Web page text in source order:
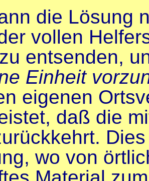
die Lösung
vollen
entsenden,
Einheit
eigenen
daß die
wo von